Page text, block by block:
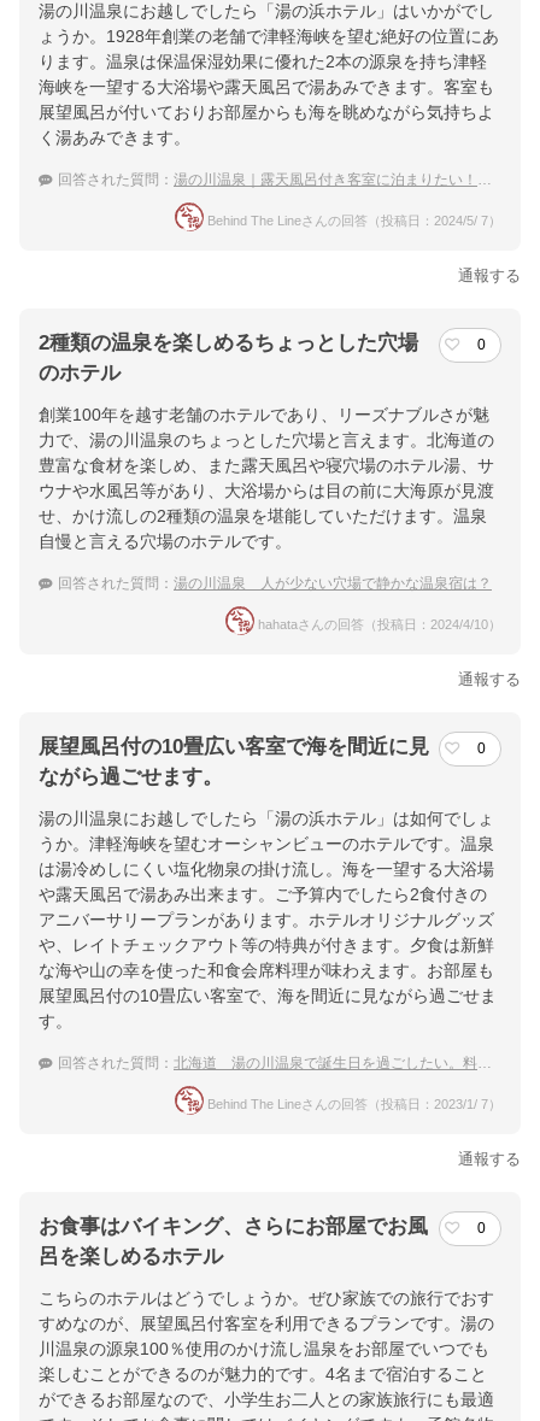
湯の川温泉にお越しでしたら「湯の浜ホテル」はいかがでし
ょうか。1928年創業の老舗で津軽海峡を望む絶好の位置にあ
ります。温泉は保温保湿効果に優れた2本の源泉を持ち津軽
海峡を一望する大浴場や露天風呂で湯あみできます。客室も
展望風呂が付いておりお部屋からも海を眺めながら気持ちよ
く湯あみできます。
回答された質問： 湯の川温泉｜露天風呂付き客室に泊まりたい！カップル旅行におすすめの宿は？
Behind The Lineさんの回答（投稿日：2024/5/ 7）
通報する
2種類の温泉を楽しめるちょっとした穴場
のホテル
0
創業100年を越す老舗のホテルであり、リーズナブルさが魅
力で、湯の川温泉のちょっとした穴場と言えます。北海道の
豊富な食材を楽しめ、また露天風呂や寝穴場のホテル湯、サ
ウナや水風呂等があり、大浴場からは目の前に大海原が見渡
せ、かけ流しの2種類の温泉を堪能していただけます。温泉
自慢と言える穴場のホテルです。
回答された質問： 湯の川温泉 人が少ない穴場で静かな温泉宿は？
hahataさんの回答（投稿日：2024/4/10）
通報する
展望風呂付の10畳広い客室で海を間近に見
ながら過ごせます。
0
湯の川温泉にお越しでしたら「湯の浜ホテル」は如何でしょ
うか。津軽海峡を望むオーシャンビューのホテルです。温泉
は湯冷めしにくい塩化物泉の掛け流し。海を一望する大浴場
や露天風呂で湯あみ出来ます。ご予算内でしたら2食付きの
アニバーサリープランがあります。ホテルオリジナルグッズ
や、レイトチェックアウト等の特典が付きます。夕食は新鮮
な海や山の幸を使った和食会席料理が味わえます。お部屋も
展望風呂付の10畳広い客室で、海を間近に見ながら過ごせま
す。
回答された質問： 北海道 湯の川温泉で誕生日を過ごしたい。料理自慢な高級温泉宿を教えて！
Behind The Lineさんの回答（投稿日：2023/1/ 7）
通報する
お食事はバイキング、さらにお部屋でお風
呂を楽しめるホテル
0
こちらのホテルはどうでしょうか。ぜひ家族での旅行でおす
すめなのが、展望風呂付客室を利用できるプランです。湯の
川温泉の源泉100％使用のかけ流し温泉をお部屋でいつでも
楽しむことができるのが魅力的です。4名まで宿泊すること
ができるお部屋なので、小学生お二人との家族旅行にも最適